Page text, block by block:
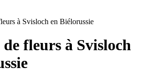
à Svisloch en Biélorussie
fleurs à Svisloch